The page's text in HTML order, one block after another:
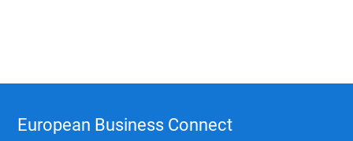
European Business Connect